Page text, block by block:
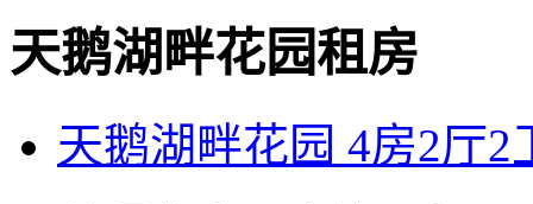
天鹅湖畔花园租房
天鹅湖畔花园 4房2厅2